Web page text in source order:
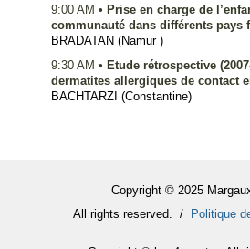
9:00 AM • Prise en charge de
communauté dans différents pays
BRADATAN (Namur )
9:30 AM • Etude rétrospective
dermatites allergiques de contact
BACHTARZI (Constantine)
Copyright © 2025
All rights reserved. /
Politique